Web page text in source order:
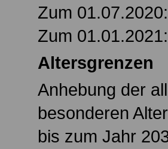
Zum
Zum
Altersgrenzen
Anhebung der
besonderen
bis zum Jahr